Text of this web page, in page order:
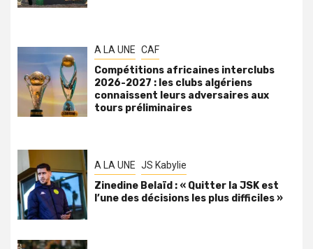
A LA UNE CAF
Compétitions africaines interclubs
2026-2027 : les clubs algériens
connaissent leurs adversaires aux
tours préliminaires
A LA UNE JS Kabylie
Zinedine Belaïd : « Quitter la JSK est
l’une des décisions les plus difficiles »